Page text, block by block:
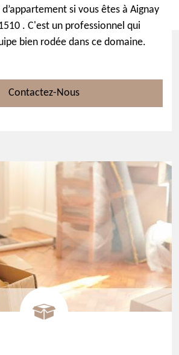
si vous êtes à Aignay
. C'est un professionnel qui
bien rodée dans ce domaine.
Contactez-Nous